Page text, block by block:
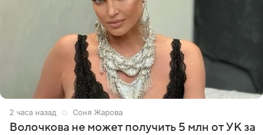
2 часа назад Соня Жарова
Волочкова не может получить 5 млн от УК за